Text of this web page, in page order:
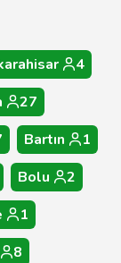
4
27
Bartın
1
Bolu
2
1
8